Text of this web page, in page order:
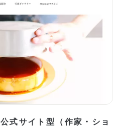
公式サイト型（作家・ショ